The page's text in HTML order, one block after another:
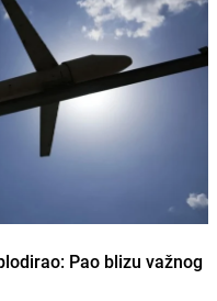
Pao blizu važnog